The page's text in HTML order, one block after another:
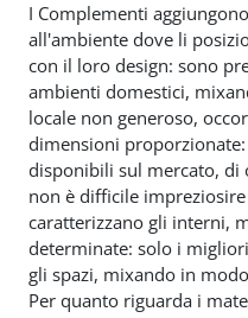
I Complementi
all'ambiente dove li
con il loro design: sono
ambienti domestici,
locale non generoso,
dimensioni
disponibili sul mercato, di
non è difficile
caratterizzano gli interni,
determinate: solo i
gli spazi, mixando in
Per quanto riguarda i